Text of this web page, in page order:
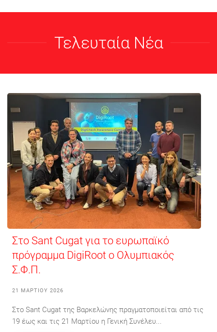
Τελευταία Νέα
Στο Sant Cugat για το ευρωπαϊκό
πρόγραμμα DigiRoot ο Ολυμπιακός
Σ.Φ.Π.
21 ΜΑΡΤΊΟΥ 2026
Στο Sant Cugat της Βαρκελώνης πραγματοποιείται από τις
19 έως και τις 21 Μαρτίου η Γενική Συνέλευ...